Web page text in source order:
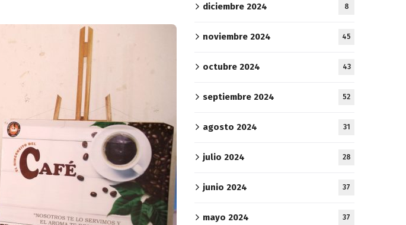
diciembre 2024 8
noviembre 2024 45
octubre 2024 43
septiembre 2024 52
agosto 2024 31
julio 2024 28
junio 2024 37
mayo 2024 37